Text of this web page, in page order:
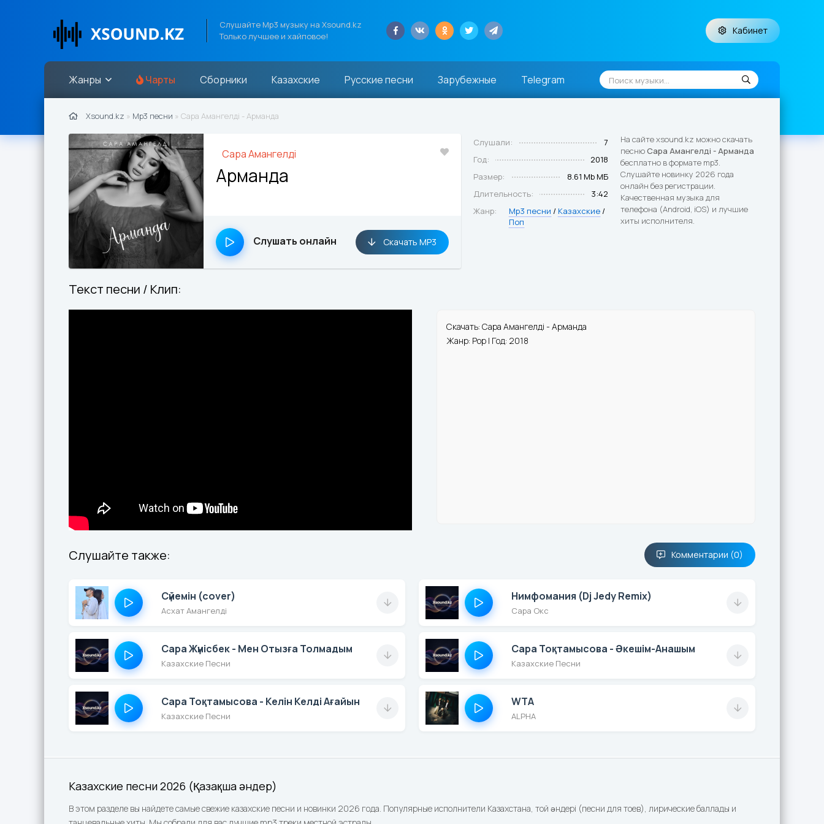
Слушайте Mp3 музыку на Xsound.kz
Только лучшее и хайповое!
Кабинет
Жанры Чарты Сборники Казахские Русские песни Зарубежные Telegram
Казахские песни 2026 (Қазақша әндер)
В этом разделе вы найдете самые свежие казахские песни и новинки 2026 года. Популярные исполнители Казахстана, той әндері (песни для тоев), лирические баллады и
Xsound.kz » Mp3 песни » Сара Амангелді - Арманда
Сара Амангелді
Арманда
Слушать онлайн Скачать MP3
Слушали:
7
Год:
2018
Размер:
8.61 Mb МБ
Длительность:
3:42
Жанр:
Mp3 песни / Казахские /
Поп
На сайте xsound.kz можно скачать
песнюСара Амангелді - Арманда
бесплатно в формате mp3.
Слушайте новинку 2026 года
онлайн без регистрации.
Качественная музыка для
телефона (Android, iOS) и лучшие
хиты исполнителя.
Текст песни / Клип:
Скачать: Сара Амангелді - Арманда
Жанр: Pop | Год: 2018
Слушайте также: Комментарии (0)
Сүйемін (cover)
Асхат Амангелді
Нимфомания (Dj Jedy Remix)
Сара Окс
Сара Жүнісбек - Мен Отызға Толмадым
Казахские Песни
Сара Тоқтамысова - Әкешім-Анашым
Казахские Песни
Сара Тоқтамысова - Келін Келді Ағайын
Казахские Песни
WTA
ALPHA